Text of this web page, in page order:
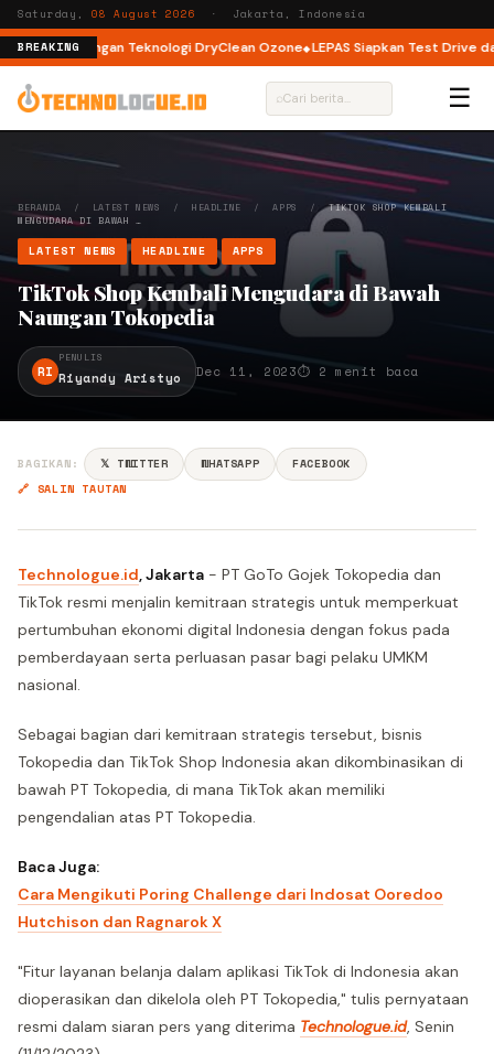
Saturday,08 August 2026 · Jakarta, Indonesia
BREAKING
Load dengan Teknologi DryClean Ozone LEPAS Siapkan Test Drive
⌕ ☰
BERANDA / LATEST NEWS / HEADLINE /APPS /TIKTOK SHOP KEMBALI
MENGUDARA DI BAWAH …
LATEST NEWS HEADLINE APPS
TikTok Shop Kembali Mengudara di Bawah
Naungan Tokopedia
RI
PENULIS
Riyandy Aristyo Dec 11, 2023⏱ 2 menit baca
BAGIKAN: 𝕏 TWITTER WHATSAPP
FACEBOOK
🔗 SALIN TAUTAN
Technologue.id, Jakarta - PT GoTo Gojek Tokopedia dan
TikTok resmi menjalin kemitraan strategis untuk memperkuat
pertumbuhan ekonomi digital Indonesia dengan fokus pada
pemberdayaan serta perluasan pasar bagi pelaku UMKM
nasional.
Sebagai bagian dari kemitraan strategis tersebut, bisnis
Tokopedia dan TikTok Shop Indonesia akan dikombinasikan di
bawah PT Tokopedia, di mana TikTok akan memiliki
pengendalian atas PT Tokopedia.
Baca Juga:
Cara Mengikuti Poring Challenge dari Indosat Ooredoo
Hutchison dan Ragnarok X
"Fitur layanan belanja dalam aplikasi TikTok di Indonesia akan
dioperasikan dan dikelola oleh PT Tokopedia," tulis pernyataan
resmi dalam siaran pers yang diterima Technologue.id, Senin